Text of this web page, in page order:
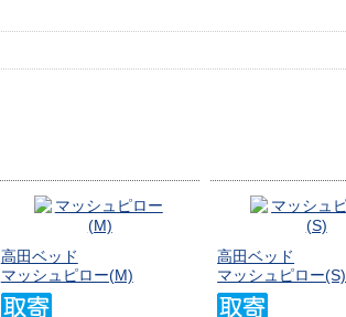
高田ベッド
マッシュピロー(M)
高田ベッド
マッシュピロー(S)